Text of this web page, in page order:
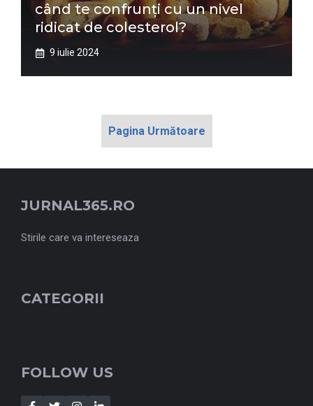
când te confrunți cu un nivel
ridicat de colesterol?
9 iulie 2024
Pagina Următoare
JURNAL365.RO
Stirile care va intereseaza
CATEGORII
FOLLOW US